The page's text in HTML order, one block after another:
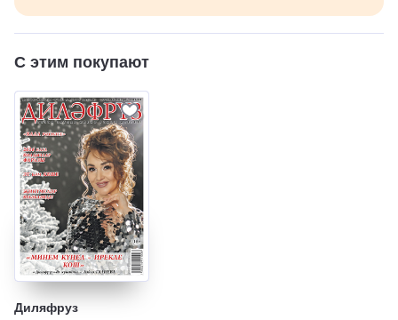
С этим покупают
Диляфруз